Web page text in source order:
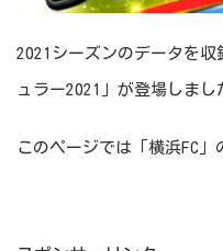
2021シーズンのデータを
ュラー2021」が登場しまし
このページでは「横浜FC」